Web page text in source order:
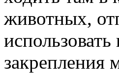
животных,
закрепления